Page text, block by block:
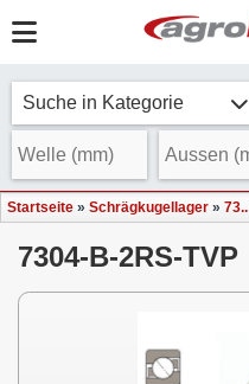
Suche in Kategorie
Startseite » Schrägkugellager » 73..
7304-B-2RS-TVP